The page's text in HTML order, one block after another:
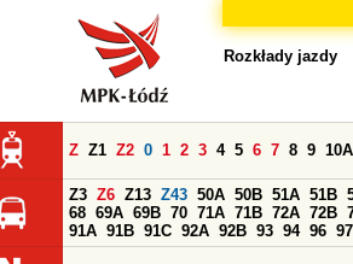
Rozkłady jazdy
Z Z1 Z2 0 1 2 3 4 5 6 7 8 9 10A
Z3 Z6 Z13 Z43 50A 50B 51A 51B
68 69A 69B 70 71A 71B 72A 72B
91A 91B 91C 92A 92B 93 94 96